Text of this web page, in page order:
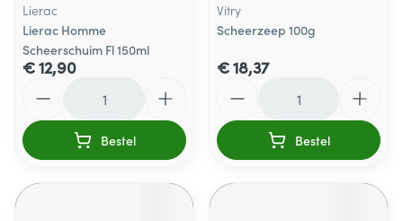
Lierac
Lierac Homme
Scheerschuim Fl 150ml
€ 12,90
Bestel
Vitry
Scheerzeep 100g
€ 18,37
Bestel